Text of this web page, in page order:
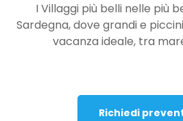
I Villaggi più belli nelle più
Sardegna, dove grandi e
vacanza ideale, tra
Richiedi